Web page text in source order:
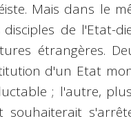
Mais dans le
de l'Etat-
étrangères.
d'un Etat
; l'autre,
souhaiterait